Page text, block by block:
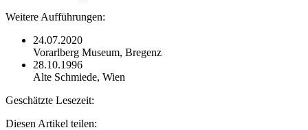
Weitere Aufführungen:
24.07.2020
Vorarlberg Museum, Bregenz
28.10.1996
Alte Schmiede, Wien
Geschätzte Lesezeit:
Diesen Artikel teilen: